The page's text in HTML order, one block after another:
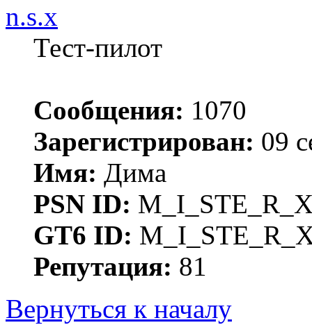
n.s.x
Тест-пилот
Сообщения: 1070
Зарегистрирован: 09
Имя: Дима
PSN ID:
GT6 ID:
Репутация: 81
Вернуться к началу